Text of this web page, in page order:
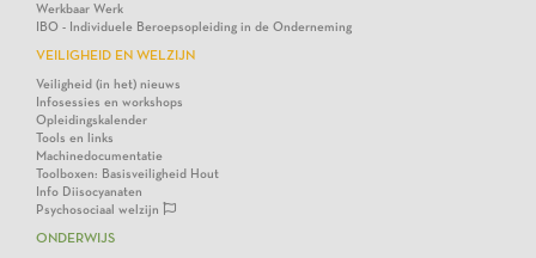
Werkbaar Werk
IBO - Individuele Beroepsopleiding in de Onderneming
VEILIGHEID EN WELZIJN
Veiligheid (in het) nieuws
Infosessies en workshops
Opleidingskalender
Tools en links
Machinedocumentatie
Toolboxen: Basisveiligheid Hout
Info Diisocyanaten
Psychosociaal welzijn
ONDERWIJS